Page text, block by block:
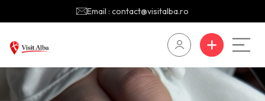
Email : contact@visitalba.ro